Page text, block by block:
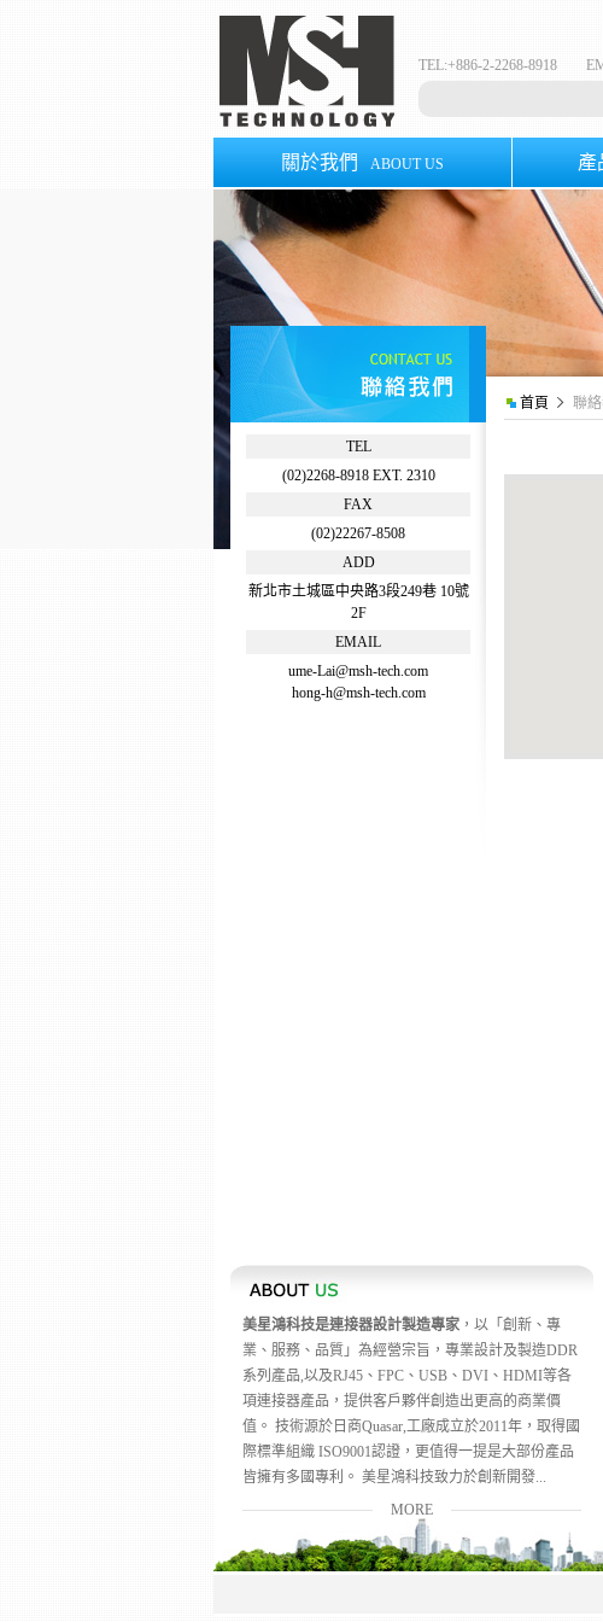
TEL:+886-2-2268-8918
關於我們 ABOUT US 產
首頁 聯
TEL
(02)2268-8918 EXT. 2310
FAX
(02)22267-8508
ADD
新北市土城區中央路3段249巷 10號
2F
EMAIL
ume-Lai@msh-tech.com
hong-h@msh-tech.com
美星鴻科技是連接器設計製造專家 ，以「創新、專
業、服務、品質」為經營宗旨，專業設計及製造DDR
系列產品,以及RJ45、FPC、USB、DVI、HDMI等各
項連接器產品，提供客戶夥伴創造出更高的商業價
值。 技術源於日商Quasar,工廠成立於2011年，取得國
際標準組織 ISO9001認證，更值得一提是大部份產品
皆擁有多國專利。 美星鴻科技致力於創新開發...
MORE